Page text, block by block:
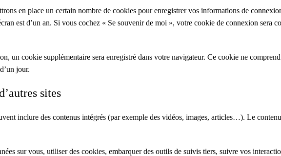
en place un certain nombre de cookies pour enregistrer vos informations de
est d’un an. Si vous cochez « Se souvenir de moi », votre cookie de connexion sera
un cookie supplémentaire sera enregistré dans votre navigateur. Ce cookie ne
jour.
sites
inclure des contenus intégrés (par exemple des vidéos, images, articles…). Le
sur vous, utiliser des cookies, embarquer des outils de suivis tiers, suivre vos